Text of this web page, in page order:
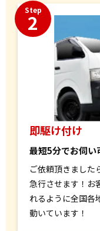
Step
2
即駆け付け
最短5分でお伺い
ご依頼頂きました
急行させます！お
れるように全国各
動いています！